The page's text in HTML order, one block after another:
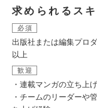
求められるス
必須
出版社または編集プロ
以上
歓迎
・連載マンガの立ち上
・チームのリーダーや